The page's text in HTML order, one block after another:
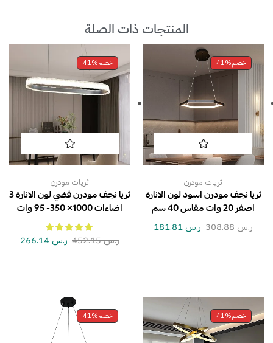
المنتجات ذات الصلة
خصم41%
ثريات مودرن
ثريا نجف مودرن اسود لون الانارة
اصفر 20 وات مقاس 40 سم
ر.س308.88 ر.س
خصم41%
ثريات مودرن
ثريا نجف مودرن فضي لون الانارة 3
اضاءات 1000× 350- 95 وات
ر.س452.15 ر.س
خصم41% خصم41%